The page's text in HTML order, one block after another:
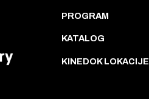
PROGRAM
KATALOG
KINEDOK LOKACIJE